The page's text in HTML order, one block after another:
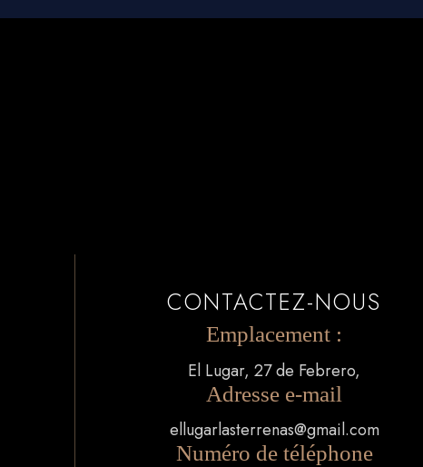
CONTACTEZ-NOUS
Emplacement :
El Lugar, 27 de Febrero,
Adresse e-mail
ellugarlasterrenas@gmail.com
Numéro de téléphone